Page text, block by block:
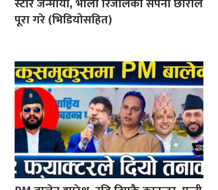
पूरा गरे (भिडियोसहित)